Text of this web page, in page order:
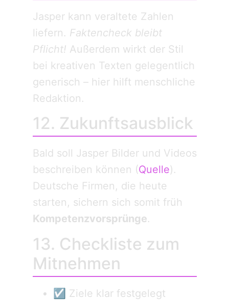
Jasper kann veraltete Zahlen
liefern. Faktencheck bleibt
Pflicht! Außerdem wirkt der Stil
bei kreativen Texten gelegentlich
generisch – hier hilft menschliche
Redaktion.
12. Zukunftsausblick
Bald soll Jasper Bilder und Videos
beschreiben können (Quelle).
Deutsche Firmen, die heute
starten, sichern sich somit früh
Kompetenz­vorsprünge.
13. Checkliste zum
Mitnehmen
☑ Ziele klar festgelegt